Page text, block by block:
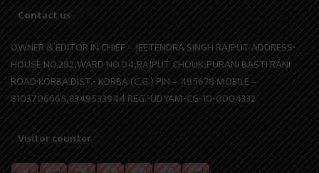
Contact us
OWNER & EDITOR IN CHIEF – JEETENDRA SINGH RAJPUT ADDRESS-
HOUSE NO.282,WARD NO.04,RAJPUT CHOUK,PURANI BASTI RANI
ROAD KORBA DIST.- KORBA (C.G.) PIN – 495678 MOBILE –
8103706665,8349533944 REG.-UDYAM-CG-10-0004332
Visitor counter